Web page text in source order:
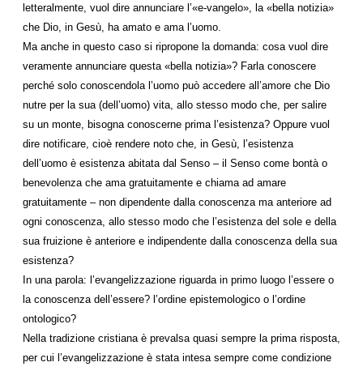
letteralmente, vuol dire annunciare l’«e-vangelo», la «bella notizia»
che Dio, in Gesù, ha amato e ama l’uomo.
Ma anche in questo caso si ripropone la domanda: cosa vuol dire
veramente annunciare questa «bella notizia»? Farla conoscere
perché solo conoscendola l’uomo può accedere all’amore che Dio
nutre per la sua (dell’uomo) vita, allo stesso modo che, per salire
su un monte, bisogna conoscerne prima l’esistenza? Oppure vuol
dire notificare, cioè rendere noto che, in Gesù, l’esistenza
dell’uomo è esistenza abitata dal Senso – il Senso come bontà o
benevolenza che ama gratuitamente e chiama ad amare
gratuitamente – non dipendente dalla conoscenza ma anteriore ad
ogni conoscenza, allo stesso modo che l’esistenza del sole e della
sua fruizione è anteriore e indipendente dalla conoscenza della sua
esistenza?
In una parola: l’evangelizzazione riguarda in primo luogo l’essere o
la conoscenza dell’essere? l’ordine epistemologico o l’ordine
ontologico?
Nella tradizione cristiana è prevalsa quasi sempre la prima risposta,
per cui l’evangelizzazione è stata intesa sempre come condizione